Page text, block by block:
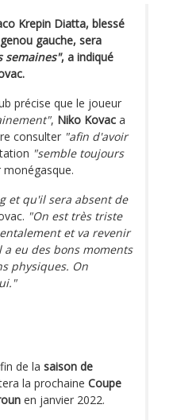
Krepin Diatta, blessé
gauche, sera
semaines", a indiqué
précise que le joueur
, Niko Kovac a
consulter "afin d'avoir
"semble toujours
et qu'il sera absent de
"On est très triste
et va revenir
eu des bons moments
physiques. On
de la saison de
la prochaine Coupe
en janvier 2022.